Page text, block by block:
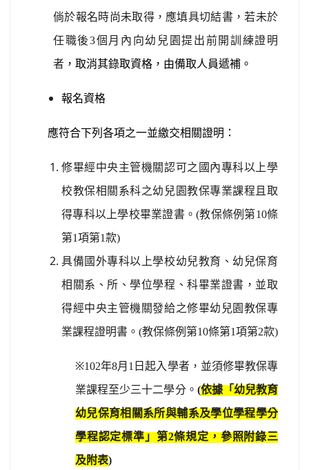
倘於報名時尚未取得，應填具切結書，若未於
任職後3個月內向幼兒園提出前開訓練證明
者 ，取消其錄取資格，由備取人員遞補。
報名資格
應符合下列各項之一並繳交相關證明：
修畢經中央主管機關認可之國內專科以上學
校教保相關系科之幼兒園教保專業課程且取
得專科以上學校畢業證書。(教保條例第10條
第1項第1款)
具備國外專科以上學校幼兒教育、幼兒保育
相關系、所、學位學程、科畢業證書，並取
得經中央主管機關發給之修畢幼兒園教保專
業課程證明書。 (教保條例第10條第1項第2款)
※102年8月 1 日起入學者，並須修畢教保專
業課程至少三十二學分。 (依據「幼兒教育
幼兒保育相關系所與輔系及學位學程學分
學程認定標準」第2條規定，參照附錄三
及附表)